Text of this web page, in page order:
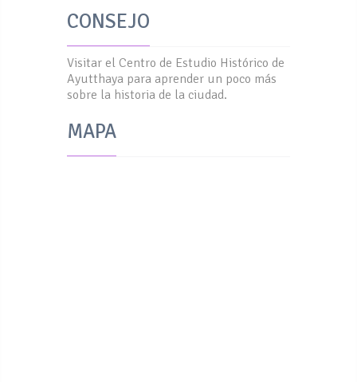
CONSEJO
Visitar el Centro de Estudio Histórico de
Ayutthaya para aprender un poco más
sobre la historia de la ciudad.
MAPA